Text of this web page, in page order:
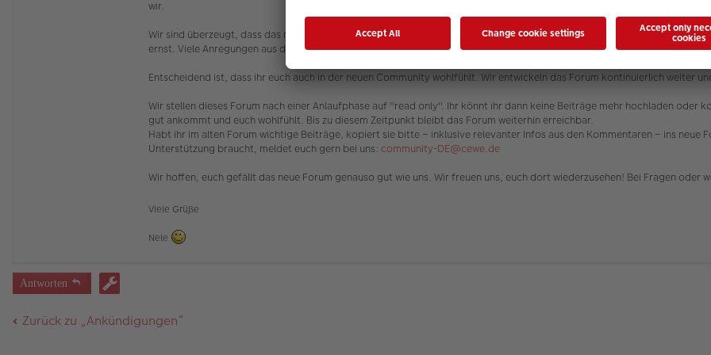
wir.
Wir sind überzeugt, dass das neue Forum ein wichtiger Schritt für die Weiterentwicklung der CEWE Community ist und
ernst. Viele Anregungen aus der Testphase haben wir bereits umgesetzt.
Entscheidend ist, dass ihr euch auch in der neuen Community wohlfühlt. Wir entwickeln das Forum kontinuierlich weiter
Wir stellen dieses Forum nach einer Anlaufphase auf "read only". Ihr könnt ihr dann keine Beiträge mehr hochladen oder
gut ankommt und euch wohlfühlt. Bis zu diesem Zeitpunkt bleibt das Forum weiterhin erreichbar.
Habt ihr im alten Forum wichtige Beiträge, kopiert sie bitte – inklusive relevanter Infos aus den Kommentaren – ins neue
Unterstützung braucht, meldet euch gern bei uns: community-DE@cewe.de
Wir hoffen, euch gefällt das neue Forum genauso gut wie uns. Wir freuen uns, euch dort wiederzusehen! Bei Fragen
Viele Grüße
Nele
Antworten
Zurück zu „Ankündigungen“